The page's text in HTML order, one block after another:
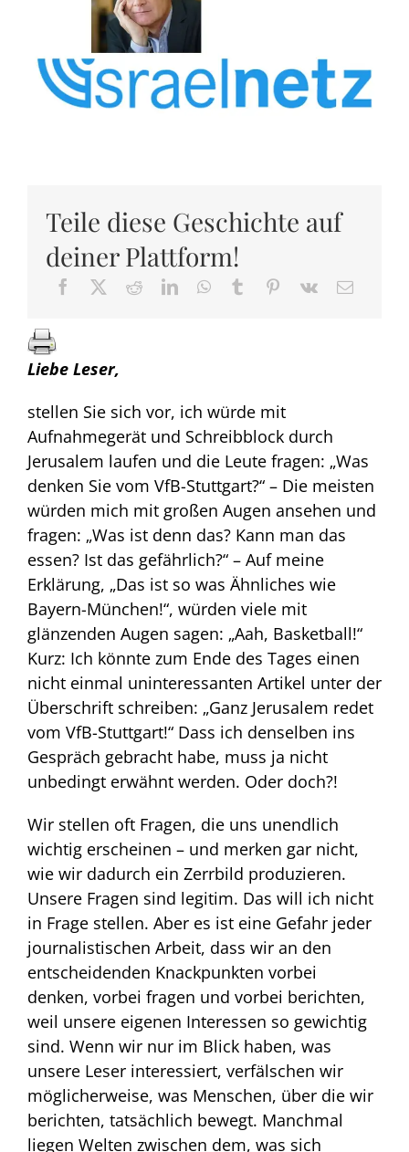
Teile diese Geschichte auf
deiner Plattform!
Liebe Leser,
stellen Sie sich vor, ich würde mit
Aufnahmegerät und Schreibblock durch
Jerusalem laufen und die Leute fragen: „Was
denken Sie vom VfB-Stuttgart?“ – Die meisten
würden mich mit großen Augen ansehen und
fragen: „Was ist denn das? Kann man das
essen? Ist das gefährlich?“ – Auf meine
Erklärung, „Das ist so was Ähnliches wie
Bayern-München!“, würden viele mit
glänzenden Augen sagen: „Aah, Basketball!“
Kurz: Ich könnte zum Ende des Tages einen
nicht einmal uninteressanten Artikel unter der
Überschrift schreiben: „Ganz Jerusalem redet
vom VfB-Stuttgart!“ Dass ich denselben ins
Gespräch gebracht habe, muss ja nicht
unbedingt erwähnt werden. Oder doch?!
Wir stellen oft Fragen, die uns unendlich
wichtig erscheinen – und merken gar nicht,
wie wir dadurch ein Zerrbild produzieren.
Unsere Fragen sind legitim. Das will ich nicht
in Frage stellen. Aber es ist eine Gefahr jeder
journalistischen Arbeit, dass wir an den
entscheidenden Knackpunkten vorbei
denken, vorbei fragen und vorbei berichten,
weil unsere eigenen Interessen so gewichtig
sind. Wenn wir nur im Blick haben, was
unsere Leser interessiert, verfälschen wir
möglicherweise, was Menschen, über die wir
berichten, tatsächlich bewegt. Manchmal
liegen Welten zwischen dem, was sich